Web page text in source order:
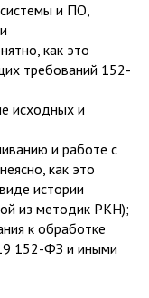
и ПО,
как это
требований 152-
исходных и
и работе с
как это
истории
из методик РКН);
к обработке
152-ФЗ и иными